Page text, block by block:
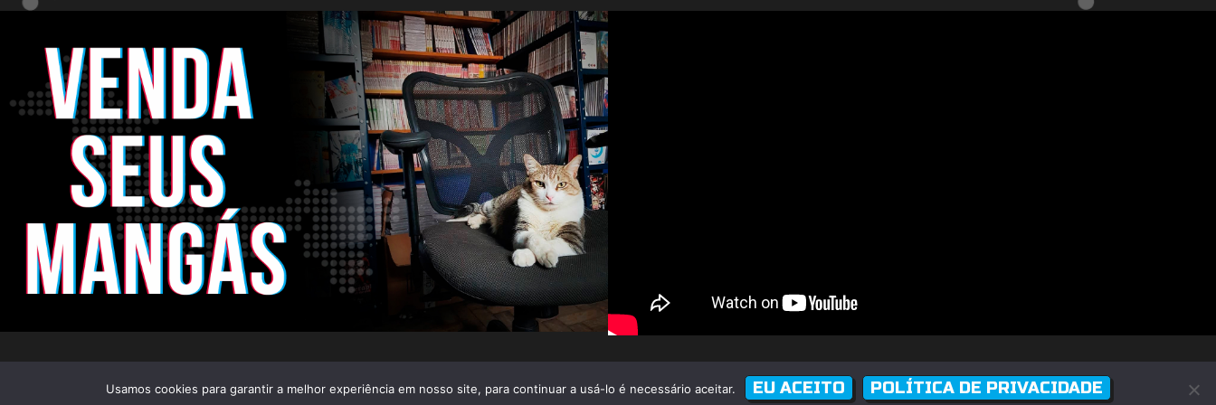
Usamos cookies para garantir a melhor experiência em nosso site, para continuar a usá-lo é necessário aceitar. EU ACEITO POLÍTICA DE PRIVACIDADE
(Atenção, não é uma loja física) Desenvolvido porRodrigo Melhado